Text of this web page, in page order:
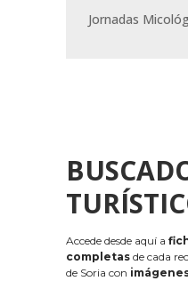
Jornadas
Accede desde aquí a
completas de cada
de Soria con